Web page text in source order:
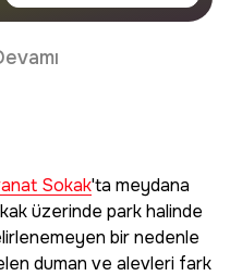
Sokak'ta meydana
üzerinde park halinde
bir nedenle
duman ve alevleri fark